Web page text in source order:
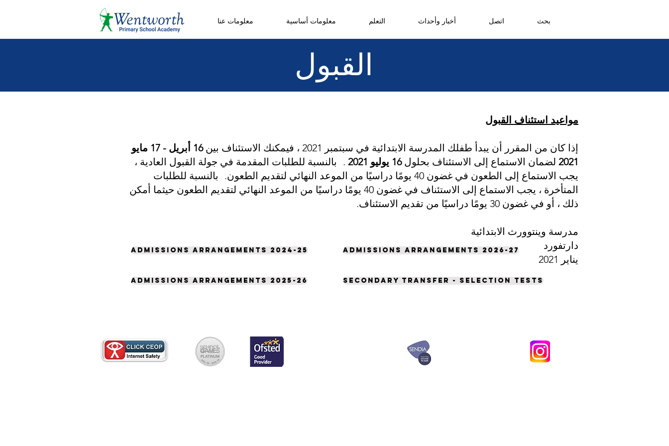
معلومات عنا معلومات أساسية التعلم أخبار وأحداث اتصل بحث
القبول
مواعيد استئناف القبول
إذا كان من المقرر أن يبدأ طفلك المدرسة الابتدائية في سبتمبر 2021 ، فيمكنك الاستئناف بين
16 أبريل - 17 مايو
2021 لضمان الاستماع إلى الاستئناف بحلول16 يوليو 2021 .
بالنسبة للطلبات المقدمة في جولة القبول العادية ،
يجب الاستماع إلى الطعون في غضون 40 يومًا دراسيًا من الموعد النهائي لتقديم الطعون.
بالنسبة للطلبات
المتأخرة ، يجب الاستماع إلى الاستئناف في غضون 40 يومًا دراسيًا من الموعد النهائي لتقديم الطعون حيثما أمكن
ذلك ، أو في غضون 30 يومًا دراسيًا من تقديم الاستئناف.
مدرسة وينتوورث الابتدائية
دارتفورد
يناير 2021
Admissions arrangements 2024-25 Admissions arrangements 2026-27
Admissions arrangements 2025-26 Secondary transfer - selection tests